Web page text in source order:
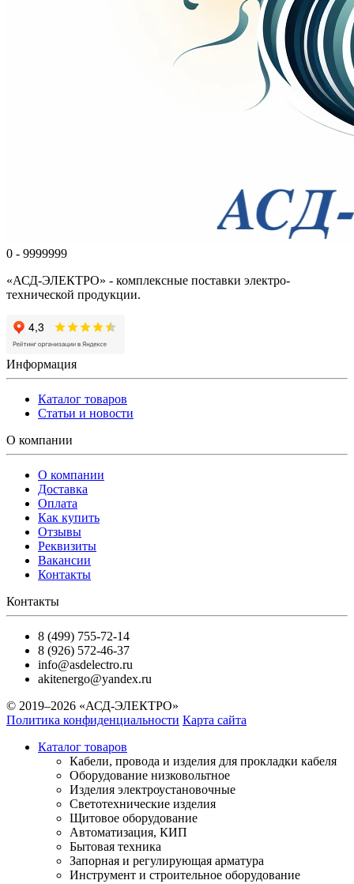
0 - 9999999
«АСД-ЭЛЕКТРО» - комплексные поставки электро-
технической продукции.
Информация
Каталог товаров
Статьи и новости
О компании
О компании
Доставка
Оплата
Как купить
Отзывы
Реквизиты
Вакансии
Контакты
Контакты
8 (499) 755-72-14
8 (926) 572-46-37
info@asdelectro.ru
akitenergo@yandex.ru
© 2019–2026 «АСД-ЭЛЕКТРО»
Политика конфиденциальности Карта сайта
Каталог товаров
Кабели, провода и изделия для прокладки кабеля
Оборудование низковольтное
Изделия электроустановочные
Светотехнические изделия
Щитовое оборудование
Автоматизация, КИП
Бытовая техника
Запорная и регулирующая арматура
Инструмент и строительное оборудование